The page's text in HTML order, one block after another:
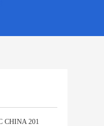
CHINA 201